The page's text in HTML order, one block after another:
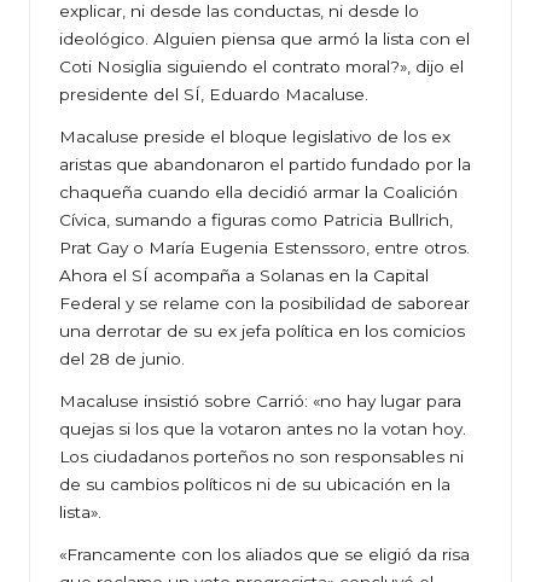
explicar, ni desde las conductas, ni desde lo
ideológico. Alguien piensa que armó la lista con el
Coti Nosiglia siguiendo el contrato moral?», dijo el
presidente del SÍ, Eduardo Macaluse.
Macaluse preside el bloque legislativo de los ex
aristas que abandonaron el partido fundado por la
chaqueña cuando ella decidió armar la Coalición
Cívica, sumando a figuras como Patricia Bullrich,
Prat Gay o María Eugenia Estenssoro, entre otros.
Ahora el SÍ acompaña a Solanas en la Capital
Federal y se relame con la posibilidad de saborear
una derrotar de su ex jefa política en los comicios
del 28 de junio.
Macaluse insistió sobre Carrió: «no hay lugar para
quejas si los que la votaron antes no la votan hoy.
Los ciudadanos porteños no son responsables ni
de su cambios políticos ni de su ubicación en la
lista».
«Francamente con los aliados que se eligió da risa